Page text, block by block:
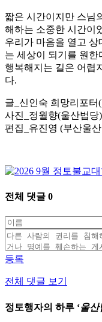
짧은 시간이지만 스님
해하는 소중한 시간이
우리가 마음을 열고 상
는 세상이 되기를 원한
행복해지는 길은 어렵
다.
글_신인숙 희망리포터
사진_정월향(울산법당)
편집_유진영 (부산울
전체 댓글 0
등록
전체 댓글 보기
정토행자의 하루 ‘울산